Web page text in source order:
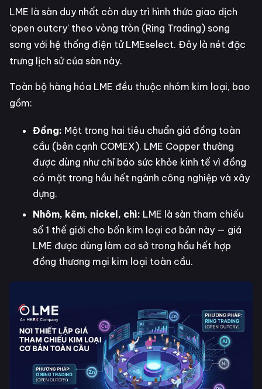
LME là sàn duy nhất còn duy trì hình thức giao dịch
'open outcry' theo vòng tròn (Ring Trading) song
song với hệ thống điện tử LMEselect. Đây là nét đặc
trưng lịch sử của sàn này.
Toàn bộ hàng hóa LME đều thuộc nhóm kim loại, bao
gồm:
Đồng: Một trong hai tiêu chuẩn giá đồng toàn
cầu (bên cạnh COMEX). LME Copper thường
được dùng như chỉ báo sức khỏe kinh tế vì đồng
có mặt trong hầu hết ngành công nghiệp và xây
dựng.
Nhôm, kẽm, nickel, chì: LME là sàn tham chiếu
số 1 thế giới cho bốn kim loại cơ bản này — giá
LME được dùng làm cơ sở trong hầu hết hợp
đồng thương mại kim loại toàn cầu.